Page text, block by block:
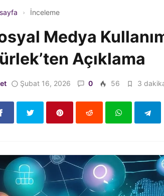
İnceleme
Medya
Açıklama
Şubat 16, 2026 0 56 3